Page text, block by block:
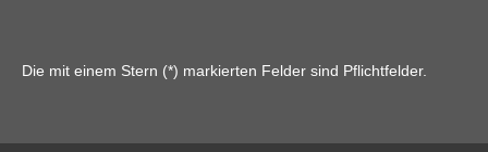
Die mit einem Stern (*) markierten Felder sind Pflichtfelder.